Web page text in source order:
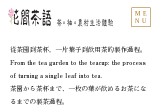
ME
NU
從茶園到茶杯，一片葉子到飲用茶的製作過程。
From the tea garden to the teacup: the process
of turning a single leaf into tea.
茶園から茶杯まで、一枚の葉が飲めるお茶にな
るまでの製茶過程。